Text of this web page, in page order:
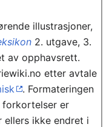
illustrasjoner,
2. utgave, 3.
av opphavsrett.
etter avtale
. Formateringen
er
ellers ikke endret i